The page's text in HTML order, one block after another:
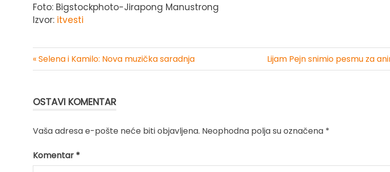
Foto: Bigstockphoto-Jirapong Manustrong
Izvor: itvesti
Kretanje
« Selena i Kamilo: Nova muzička saradnja Lijam Pejn snimio pesmu za
OSTAVI KOMENTAR
Vaša adresa e-pošte neće biti objavljena. Neophodna polja su označena *
Komentar *